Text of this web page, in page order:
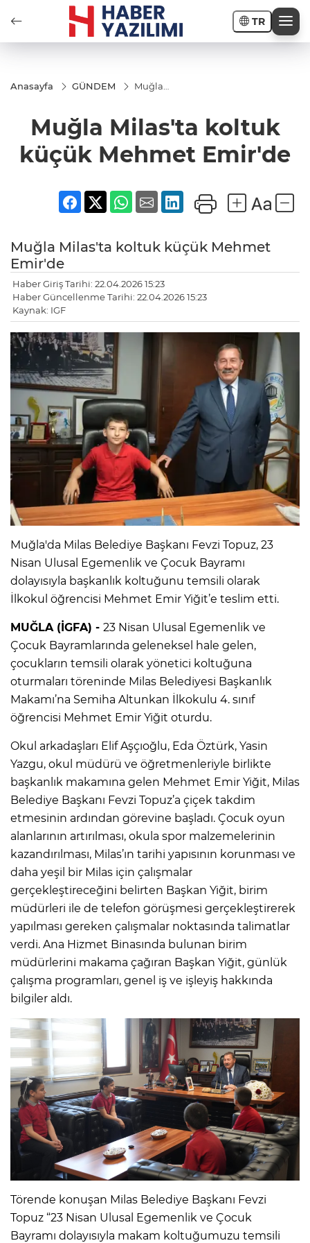
TR
Anasayfa GÜNDEM
Muğla
küçük
Mehmet
Muğla Milas'ta koltuk
küçük Mehmet Emir'de
Muğla Milas'ta koltuk küçük Mehmet
Emir'de
Haber Giriş Tarihi: 22.04.2026 15:23
Haber Güncellenme Tarihi: 22.04.2026 15:23
Kaynak: IGF
Muğla'da Milas Belediye Başkanı Fevzi Topuz, 23
Nisan Ulusal Egemenlik ve Çocuk Bayramı
dolayısıyla başkanlık koltuğunu temsili olarak
İlkokul öğrencisi Mehmet Emir Yiğit’e teslim etti.
MUĞLA (İGFA) - 23 Nisan Ulusal Egemenlik ve
Çocuk Bayramlarında geleneksel hale gelen,
çocukların temsili olarak yönetici koltuğuna
oturmaları töreninde Milas Belediyesi Başkanlık
Makamı’na Semiha Altunkan İlkokulu 4. sınıf
öğrencisi Mehmet Emir Yiğit oturdu.
Okul arkadaşları Elif Aşçıoğlu, Eda Öztürk, Yasin
Yazgu, okul müdürü ve öğretmenleriyle birlikte
başkanlık makamına gelen Mehmet Emir Yiğit, Milas
Belediye Başkanı Fevzi Topuz’a çiçek takdim
etmesinin ardından görevine başladı. Çocuk oyun
alanlarının artırılması, okula spor malzemelerinin
kazandırılması, Milas’ın tarihi yapısının korunması ve
daha yeşil bir Milas için çalışmalar
gerçekleştireceğini belirten Başkan Yiğit, birim
müdürleri ile de telefon görüşmesi gerçekleştirerek
yapılması gereken çalışmalar noktasında talimatlar
verdi. Ana Hizmet Binasında bulunan birim
müdürlerini makama çağıran Başkan Yiğit, günlük
çalışma programları, genel iş ve işleyiş hakkında
bilgiler aldı.
Törende konuşan Milas Belediye Başkanı Fevzi
Topuz “23 Nisan Ulusal Egemenlik ve Çocuk
Bayramı dolayısıyla makam koltuğumuzu temsili